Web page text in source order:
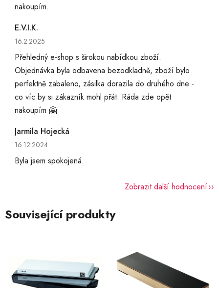
nakoupím.
E.V.I.K.
Hodnocení obchodu je 5 z 5 hvězdiček.
16.2.2025
Přehledný e-shop s širokou nabídkou zboží.
Objednávka byla odbavena bezodkladně, zboží bylo
perfektně zabaleno, zásilka dorazila do druhého dne -
co víc by si zákazník mohl přát. Ráda zde opět
nakoupím 🤗
Jarmila Hojecká
Hodnocení obchodu je 5 z 5 hvězdiček.
16.12.2024
Byla jsem spokojená.
Zobrazit další hodnocení
Související produkty